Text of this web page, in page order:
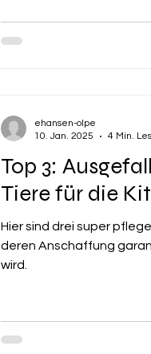
Top 3:
Tiere für die
Hier sind drei super
deren Anschaffung
wird.
ehansen-olpe
10. Jan. 2025
4 Min.